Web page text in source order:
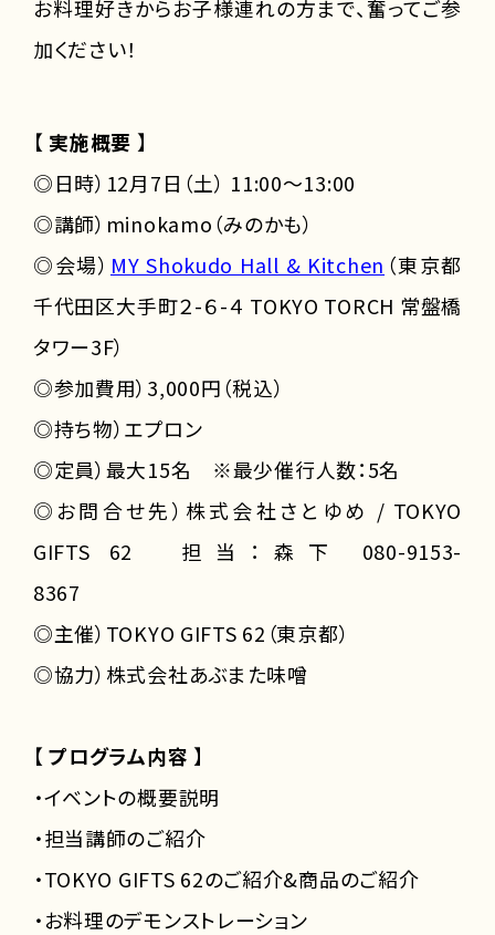
お料理好きからお子様連れの方まで、奮ってご参
加ください！
【 実施概要 】
◎日時）12月7日（土） 11:00～13:00
◎講師）minokamo（みのかも）
◎会場） MY Shokudo Hall & Kitchen （東京都
千代田区大手町２-６-４ TOKYO TORCH 常盤橋
タワー3F）
◎参加費用）3,000円（税込）
◎持ち物）エプロン
◎定員）最大15名 ※最少催行人数：5名
◎お問合せ先）株式会社さとゆめ / TOKYO
GIFTS 62 担当：森下 080-9153-
8367
◎主催）TOKYO GIFTS 62（東京都）
◎協力）株式会社あぶまた味噌
【プログラム内容 】
・イベントの概要説明
・担当講師のご紹介
・TOKYO GIFTS 62のご紹介&商品のご紹介
・お料理のデモンストレーション